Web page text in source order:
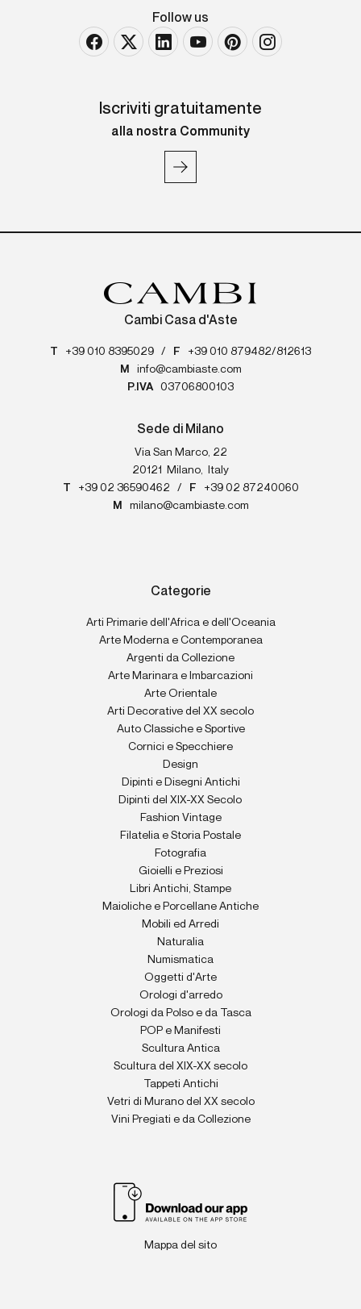
Follow us
Iscriviti gratuitamente
alla nostra Community
Cambi Casa d'Aste
T +39 010 8395029 / F
+39 010 879482/812613
M
info@cambiaste.com
P.IVA
03706800103
Sede di Milano
Via San Marco, 22
20121
Milano,
Italy
T
+39 02 36590462 / F
+39 02 87240060
M
milano@cambiaste.com
Categorie
Arti Primarie dell'Africa e dell'Oceania
Arte Moderna e Contemporanea
Argenti da Collezione
Arte Marinara e Imbarcazioni
Arte Orientale
Arti Decorative del XX secolo
Auto Classiche e Sportive
Cornici e Specchiere
Design
Dipinti e Disegni Antichi
Dipinti del XIX-XX Secolo
Fashion Vintage
Filatelia e Storia Postale
Fotografia
Gioielli e Preziosi
Libri Antichi, Stampe
Maioliche e Porcellane Antiche
Mobili ed Arredi
Naturalia
Numismatica
Oggetti d'Arte
Orologi d'arredo
Orologi da Polso e da Tasca
POP e Manifesti
Scultura Antica
Scultura del XIX-XX secolo
Tappeti Antichi
Vetri di Murano del XX secolo
Vini Pregiati e da Collezione
Mappa del sito